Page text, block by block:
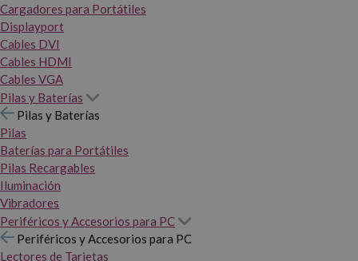
Cargadores para Portátiles
Displayport
Cables DVI
Cables HDMI
Cables VGA
Pilas y Baterías
Pilas y Baterías
Pilas
Baterías para Portátiles
Pilas Recargables
Iluminación
Vibradores
Periféricos y Accesorios para PC
Periféricos y Accesorios para PC
Lectores de Tarjetas